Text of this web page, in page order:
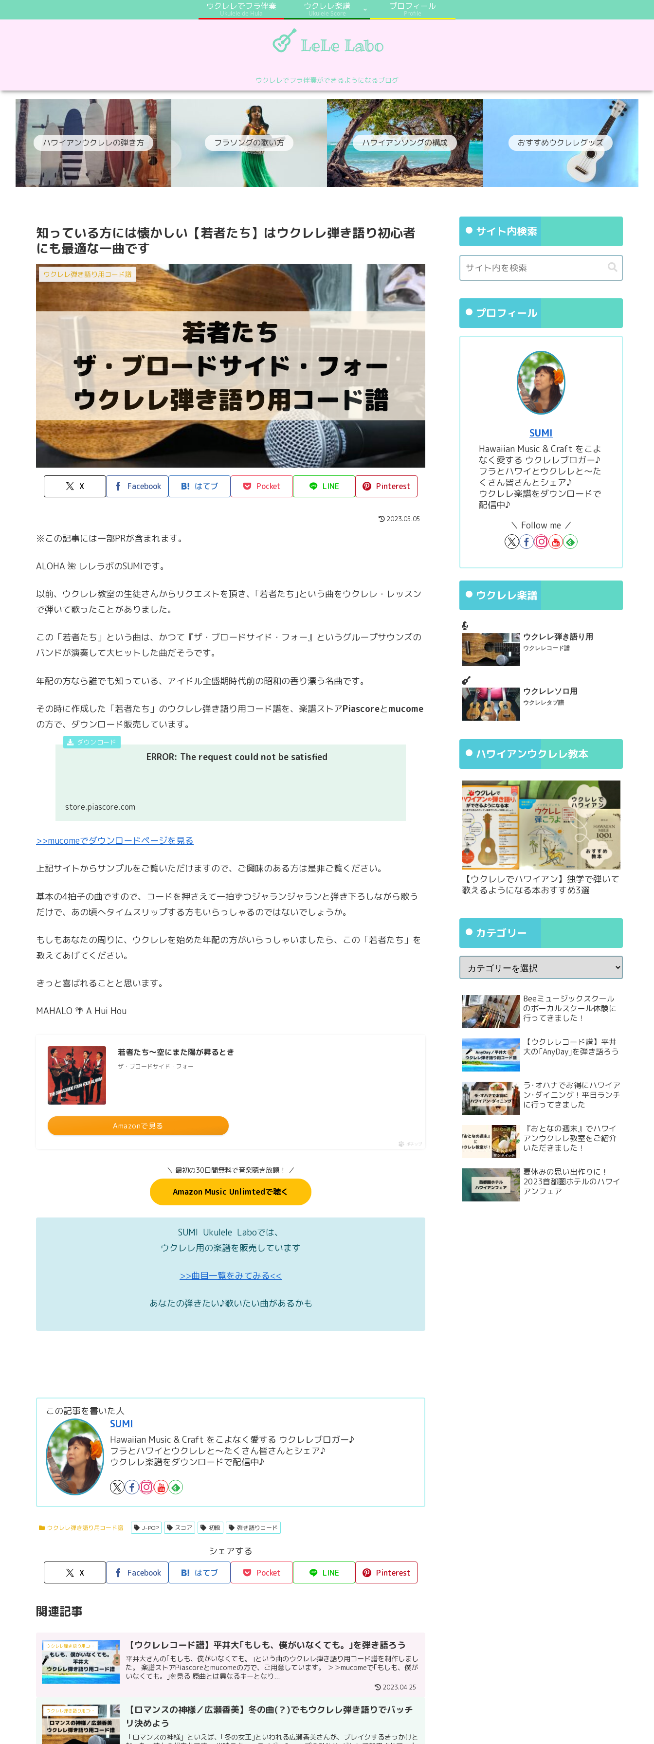
ウクレレでフラ伴奏ができるようになるブログ
ウクレレでフラ伴奏
Ukulele de Hula
ウクレレ楽譜
Ukulele Score
プロフィール
Profile
ハワイアンウクレレの弾き方 フラソングの歌い方 ハワイアンソングの構成 おすすめウクレレグッズ
知っている方には懐かしい【若者たち】はウクレレ弾き語り初心者
にも最適な一曲です
ウクレレ弾き語り用コード譜
X Facebook はてブ Pocket LINE Pinterest
2023.05.05
※この記事には一部PRが含まれます。
ALOHA 🌺 レレラボのSUMIです。
以前、ウクレレ教室の生徒さんからリクエストを頂き、｢若者たち｣という曲をウクレレ・レッスン
で弾いて歌ったことがありました。
この「若者たち」という曲は、かつて『ザ・ブロードサイド・フォー』というグループサウンズの
バンドが演奏して大ヒットした曲だそうです。
年配の方なら誰でも知っている、アイドル全盛期時代前の昭和の香り漂う名曲です。
その時に作成した「若者たち」のウクレレ弾き語り用コード譜を、楽譜ストアPiascoreとmucome
の方で、ダウンロード販売しています。
ERROR: The request could not be satisfied
store.piascore.com
>>mucomeでダウンロードページを見る
上記サイトからサンプルをご覧いただけますので、ご興味のある方は是非ご覧ください。
基本の4拍子の曲ですので、コードを押さえて一拍ずつジャランジャランと弾き下ろしながら歌う
だけで、あの頃へタイムスリップする方もいらっしゃるのではないでしょうか。
もしもあなたの周りに、ウクレレを始めた年配の方がいらっしゃいましたら、この「若者たち」を
教えてあげてください。
きっと喜ばれることと思います。
MAHALO 🌴 A Hui Hou
若者たち～空にまた陽が昇るとき
ザ・ブロードサイド・フォー
Amazonで見る
ポチップ
＼ 最初の30日間無料で音楽聴き放題！ ／
Amazon Music Unlimtedで聴く
SUMI Ukulele Laboでは、
ウクレレ用の楽譜を販売しています
>>曲目一覧をみてみる<<
あなたの弾きたい♪歌いたい曲があるかも
この記事を書いた人
SUMI
Hawaiian Music & Craft をこよなく愛する ウクレレブロガー♪
フラとハワイとウクレレと～たくさん皆さんとシェア♪
ウクレレ楽譜をダウンロードで配信中♪
ウクレレ弾き語り用コード譜 J-POP スコア 初級 弾き語りコード
シェアする
X Facebook はてブ Pocket LINE Pinterest
関連記事
ウクレレ弾き語り用コード譜 【ウクレレコード譜】平井大｢もしも、僕がいなくても。｣を弾き語ろう
平井大さんの｢もしも、僕がいなくても。｣という曲のウクレレ弾き語り用コード譜を制作しまし
た。 楽譜ストアPiascoreとmucomeの方で、ご用意しています。 ＞＞mucomeで｢もしも、僕が
いなくても。｣を見る 原曲とは異なるキーとなり...
2023.04.25
ウクレレ弾き語り用コード譜
【ロマンスの神様／広瀬香美】冬の曲(？)でもウクレレ弾き語りでバッチ
リ決めよう
「ロマンスの神様」といえば、｢冬の女王｣といわれる広瀬香美さんが、ブレイクするきっかけと
サイト内検索
プロフィール
SUMI
Hawaiian Music & Craft をこよ
なく愛する ウクレレブロガー♪
フラとハワイとウクレレと～た
くさん皆さんとシェア♪
ウクレレ楽譜をダウンロードで
配信中♪
＼ Follow me ／
ウクレレ楽譜
ウクレレ弾き語り用
ウクレレコード譜
ウクレレソロ用
ウクレレタブ譜
ハワイアンウクレレ教本
【ウクレレでハワイアン】独学で弾いて
歌えるようになる本おすすめ3選
カテゴリー
Beeミュージックスクール
のボーカルスクール体験に
行ってきました！
【ウクレレコード譜】平井
大の｢AnyDay｣を弾き語ろう
ラ･オハナでお得にハワイア
ン･ダイニング！平日ランチ
に行ってきました
『おとなの週末』でハワイ
アンウクレレ教室をご紹介
いただきました！
夏休みの思い出作りに！
2023首都圏ホテルのハワイ
アンフェア